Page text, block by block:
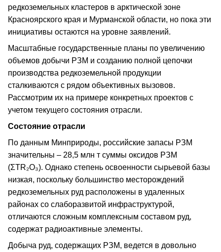
редкоземельных кластеров в арктической зоне
Красноярского края и Мурманской области, но пока эти
инициативы остаются на уровне заявлений.
Масштабные государственные планы по увеличению
объемов добычи РЗМ и созданию полной цепочки
производства редкоземельной продукции
сталкиваются с рядом объективных вызовов.
Рассмотрим их на примере конкретных проектов с
учетом текущего состояния отрасли.
Состояние отрасли
По данным Минприроды, российские запасы РЗМ
значительны – 28,5 млн т суммы оксидов РЗМ
(ΣTR₂O₃). Однако степень освоенности сырьевой базы
низкая, поскольку большинство месторождений
редкоземельных руд расположены в удаленных
районах со слаборазвитой инфраструктурой,
отличаются сложным комплексным составом руд,
содержат радиоактивные элементы.
Добыча руд, содержащих РЗМ, ведется в довольно